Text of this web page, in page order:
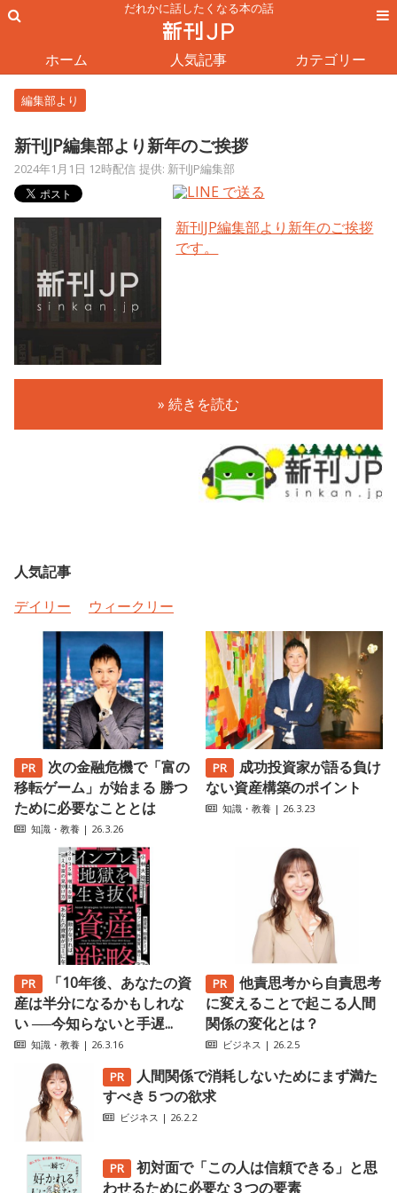
だれかに話したくなる本の話
ホーム 人気記事 カテゴリー
編集部より
新刊JP編集部より新年のご挨拶
2024年1月1日 12時配信 提供: 新刊JP編集部
新刊JP編集部より新年のご挨拶
です。
» 続きを読む
人気記事
デイリー
ウィークリー
次の金融危機で「富の
移転ゲーム」が始まる 勝つ
ために必要なこととは
知識・教養 | 26.3.26
成功投資家が語る負け
ない資産構築のポイント
知識・教養 | 26.3.23
「10年後、あなたの資
産は半分になるかもしれな
い ──今知らないと手遅...
知識・教養 | 26.3.16
他責思考から自責思考
に変えることで起こる人間
関係の変化とは？
ビジネス | 26.2.5
人間関係で消耗しないためにまず満た
すべき５つの欲求
ビジネス | 26.2.2
初対面で「この人は信頼できる」と思
わせるために必要な３つの要素